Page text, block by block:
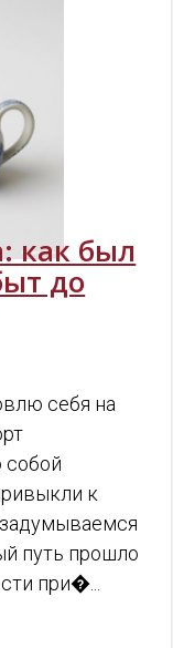
как был
до
себя на
собой
к
путь прошло
при�...